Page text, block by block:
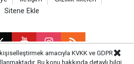
Sitene Ekle
amacıyla KVKK ve GDPR
Bu konu hakkında detaylı bilgi